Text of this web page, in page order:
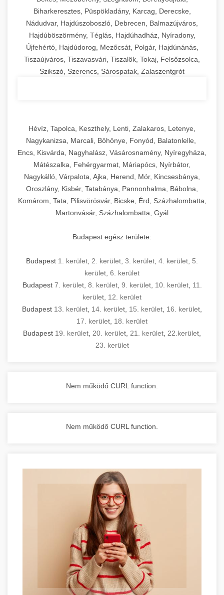
Biharkeresztes, Püspökladány, Karcag, Derecske,
Nádudvar, Hajdúszoboszló, Debrecen, Balmazújváros,
Hajdúböszörmény, Téglás, Hajdúhadház, Nyíradony,
Újfehértó, Hajdúdorog, Mezőcsát, Polgár, Hajdúnánás,
Tiszaújváros, Tiszavasvári, Tiszalök, Tokaj, Felsőzsolca,
Szikszó, Szerencs, Sárospatak, Zalaszentgrót
Hévíz, Tapolca, Keszthely, Lenti, Zalakaros, Letenye,
Nagykanizsa, Marcali, Böhönye, Fonyód, Balatonlelle,
Encs, Kisvárda, Nagyhalász, Vásárosnamény, Nyíregyháza,
Mátészalka, Fehérgyarmat, Máriapócs, Nyírbátor,
Nagykálló, Várpalota, Ajka, Herend, Mór, Kincsesbánya,
Oroszlány, Kisbér, Tatabánya, Pannonhalma, Bábolna,
Komárom, Tata, Pilisvörösvár, Bicske, Érd, Százhalombatta,
Martonvásár, Százhalombatta, Gyál
Budapest egész területe:
Budapest 1. kerület 2. kerület 3. kerület 4. kerület 5.
kerület 6. kerület
Budapest 7. kerület, 8. kerület, 9. kerület, 10. kerület, 11.
kerület 12. kerület
Budapest 13. kerület 14. kerület 15. kerület 16. kerület
17. kerület 18. kerület
Budapest 19. kerület 20. kerület 21. kerület 22.kerület
23. kerület
Nem működő CURL function.
Nem működő CURL function.